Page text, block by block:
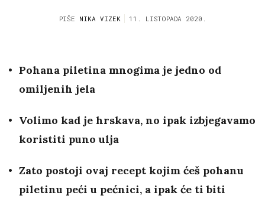
PIŠE NIKA VIZEK 11. LISTOPADA 2020.
Pohana piletina mnogima je jedno od
omiljenih jela
Volimo kad je hrskava, no ipak izbjegavamo
koristiti puno ulja
Zato postoji ovaj recept kojim ćeš pohanu
piletinu peći u pećnici, a ipak će ti biti